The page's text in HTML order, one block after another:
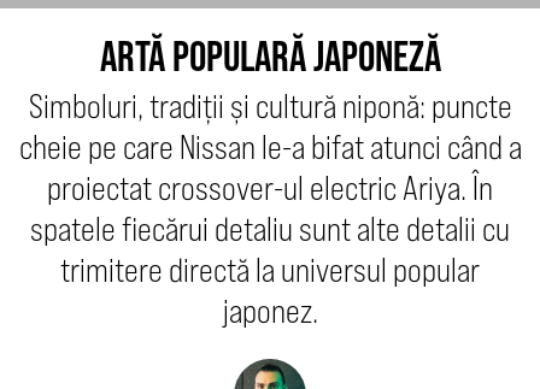
ARTĂ POPULARĂ JAPONEZĂ
Simboluri, tradiții și cultură niponă: puncte
cheie pe care Nissan le-a bifat atunci când a
proiectat crossover-ul electric Ariya. În
spatele fiecărui detaliu sunt alte detalii cu
trimitere directă la universul popular
japonez.